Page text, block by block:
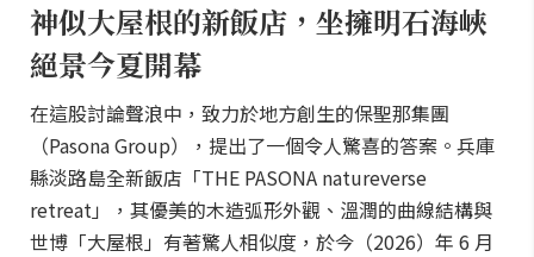
神似大屋根的新飯店，坐擁明石海峽
絕景今夏開幕
在這股討論聲浪中，致力於地方創生的保聖那集團
（Pasona Group），提出了一個令人驚喜的答案。兵庫
縣淡路島全新飯店「THE PASONA natureverse
retreat」，其優美的木造弧形外觀、溫潤的曲線結構與
世博「大屋根」有著驚人相似度，於今（2026）年 6 月